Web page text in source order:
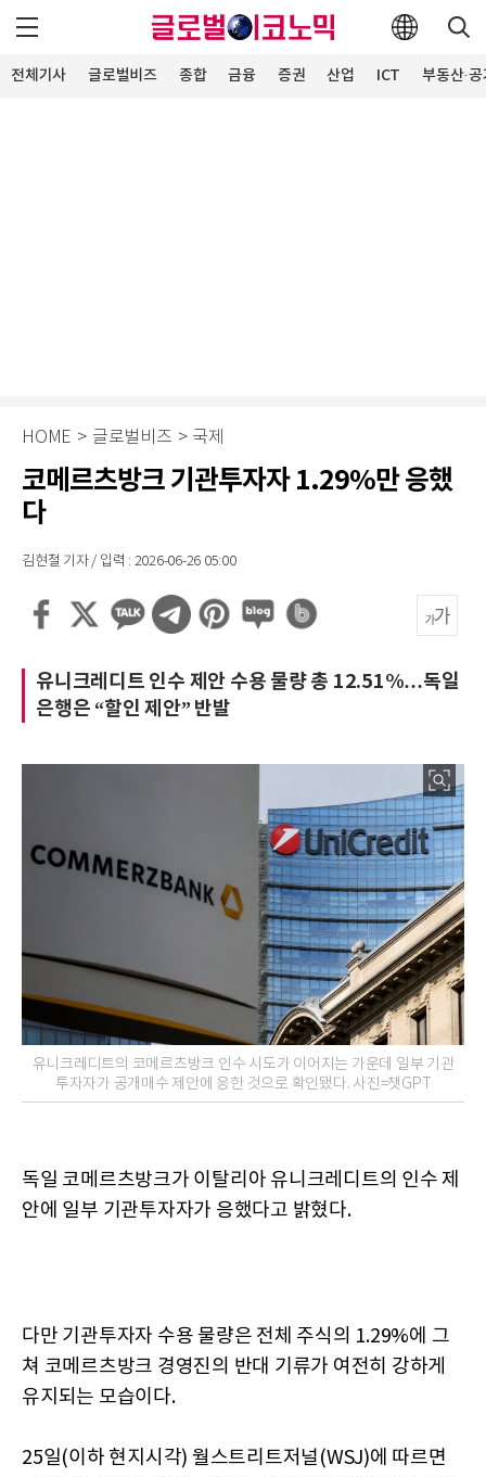
전체기사 글로벌비즈 종합 금융 증권 산업 ICT 부동산·
HOME > 글로벌비즈 > 국제
코메르츠방크 기관투자자 1.29%만 응했
다
김현철 기자 / 입력 : 2026-06-26 05:00
유니크레디트 인수 제안 수용 물량 총 12.51%…독일
은행은 “할인 제안” 반발
유니크레디트의 코메르츠방크 인수 시도가 이어지는 가운데 일부 기관
투자자가 공개매수 제안에 응한 것으로 확인됐다. 사진=챗GPT
독일 코메르츠방크가 이탈리아 유니크레디트의 인수 제
안에 일부 기관투자자가 응했다고 밝혔다.
다만 기관투자자 수용 물량은 전체 주식의 1.29%에 그
쳐 코메르츠방크 경영진의 반대 기류가 여전히 강하게
유지되는 모습이다.
25일(이하 현지시각) 월스트리트저널(WSJ)에 따르면